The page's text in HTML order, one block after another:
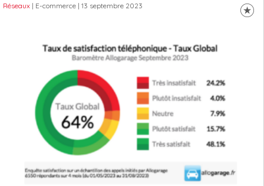
Réseaux | E-commerce | 13 septembre 2023